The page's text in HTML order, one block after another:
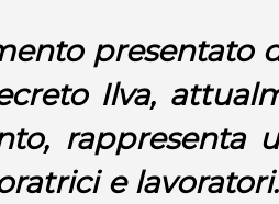
presentato
Ilva,
rappresenta
e